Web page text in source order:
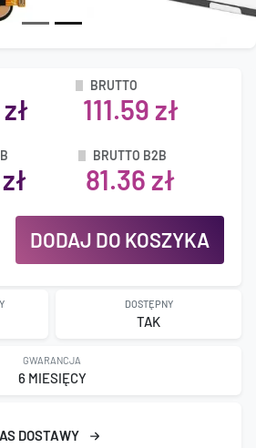
BRUTTO
111.59 zł
BRUTTO B2B
81.36 zł
DODAJ DO KOSZYKA
DOSTĘPNY
TAK
GWARANCJA
6 MIESIĘCY
DOSTAWY